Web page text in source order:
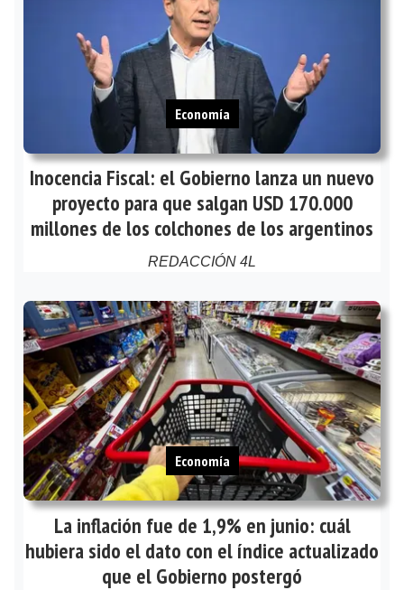
Inocencia Fiscal: el Gobierno lanza un nuevo
proyecto para que salgan USD 170.000
millones de los colchones de los argentinos
REDACCIÓN 4L
Economía
La inflación fue de 1,9% en junio: cuál
hubiera sido el dato con el índice actualizado
que el Gobierno postergó
Economía